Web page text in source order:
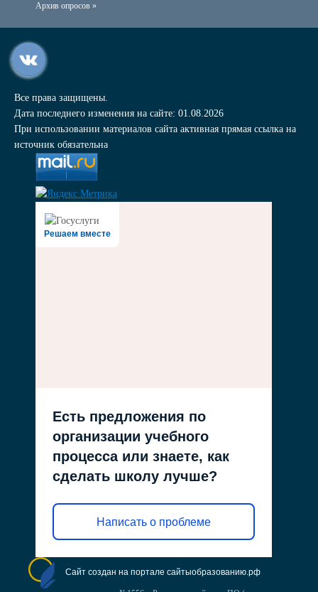
Архив опросов »
Все права защищены.
Дата последнего изменения на сайте: 01.08.2026
При использовании материалов сайта активная прямая ссылка на
источник обязательна
Решаем вместе
Есть предложения по
организации учебного
процесса или знаете, как
сделать школу лучше?
Написать о проблеме
Сайт создан на портале сайтыобразованию.рф